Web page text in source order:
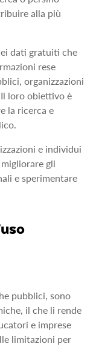
alla più
dati gratuiti che
rese
organizzazioni
loro obiettivo è
la ricerca e
e individui
gli
e sperimentare
pubblici, sono
il che li rende
e imprese
limitazioni per